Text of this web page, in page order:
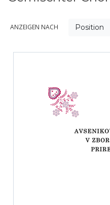
ANZEIGEN NACH Position